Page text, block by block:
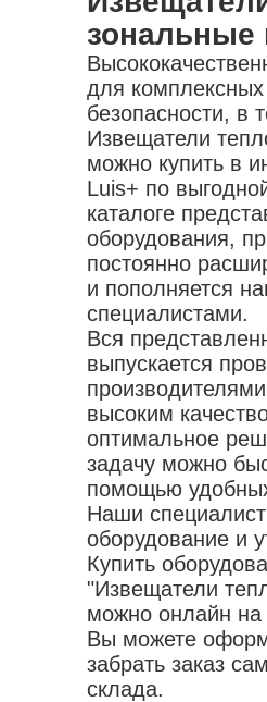
зональные
для
безопасности, в
Извещатели
можно купить в
Luis+ по
каталоге
оборудования,
постоянно
и пополняется
специалистами.
Вся
выпускается
высоким
оптимальное
задачу можно
помощью
Наши
оборудование и
Купить
"Извещатели
можно онлайн
Вы можете
забрать заказ
склада.